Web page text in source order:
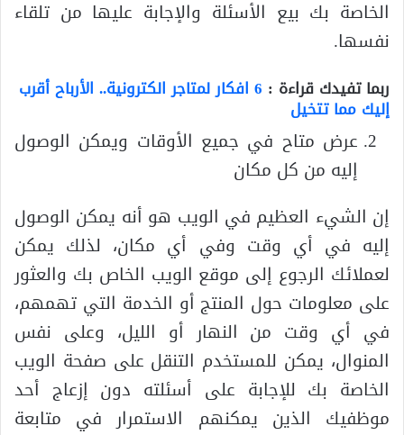
الخاصة بك بيع الأسئلة والإجابة عليها من تلقاء
نفسها.
ربما تفيدك قراءة : 6 افكار لمتاجر الكترونية.. الأرباح أقرب
إليك مما تتخيل
عرض متاح في جميع الأوقات ويمكن الوصول
إليه من كل مكان
إن الشيء العظيم في الويب هو أنه يمكن الوصول
إليه في أي وقت وفي أي مكان، لذلك يمكن
لعملائك الرجوع إلى موقع الويب الخاص بك والعثور
على معلومات حول المنتج أو الخدمة التي تهمهم،
في أي وقت من النهار أو الليل، وعلى نفس
المنوال، يمكن للمستخدم التنقل على صفحة الويب
الخاصة بك للإجابة على أسئلته دون إزعاج أحد
موظفيك الذين يمكنهم الاستمرار في متابعة